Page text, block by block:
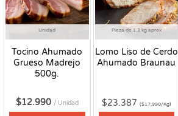
Unidad
Tocino Ahumado
Grueso Madrejo
500g.
$12.990 / Unidad
Pieza de 1.3 kg aprox
Lomo Liso de Cerdo
Ahumado Braunau
$23.387 ($17.990/Kg)